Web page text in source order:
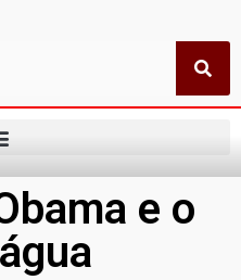
e o